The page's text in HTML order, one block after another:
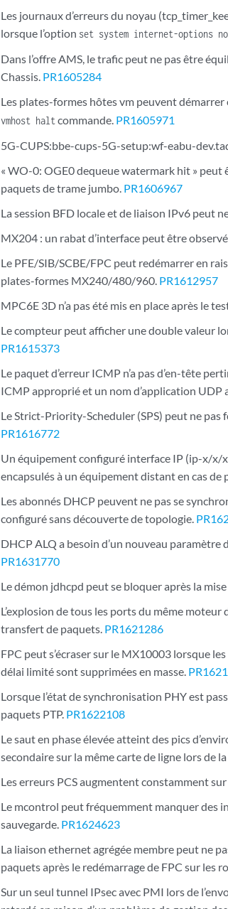
Les journaux d’erreurs du noyau
lorsque l’option set system internet-options
Dans l’offre AMS, le trafic peut ne pas être
Chassis. PR1605284
Les plates-formes hôtes vm peuvent
vmhost haltcommande. PR1605971
5G-CUPS:bbe-cups-5G-setup:wf-eabu-
« WO-0: OGE0 dequeue watermark hit »
paquets de trame jumbo. PR1606967
La session BFD locale et de liaison IPv6 peut
MX204 : un rabat d’interface peut être
Le PFE/SIB/SCBE/FPC peut redémarrer en
plates-formes MX240/480/960. PR1612957
MPC6E 3D n’a pas été mis en place après le
Le compteur peut afficher une double valeur
PR1615373
Le paquet d’erreur ICMP n’a pas d’en-tête
ICMP approprié et un nom d’application UDP
Le Strict-Priority-Scheduler (SPS) peut ne
PR1616772
Un équipement configuré interface IP (ip-x/x/
encapsulés à un équipement distant en cas de
Les abonnés DHCP peuvent ne pas se
configuré sans découverte de topologie.
DHCP ALQ a besoin d’un nouveau
PR1631770
Le démon jdhcpd peut se bloquer après la
L’explosion de tous les ports du même
transfert de paquets. PR1621286
FPC peut s’écraser sur le MX10003 lorsque
délai limité sont supprimées en masse.
Lorsque l’état de synchronisation PHY est
paquets PTP. PR1622108
Le saut en phase élevée atteint des pics
secondaire sur la même carte de ligne lors de
Les erreurs PCS augmentent constamment
Le mcontrol peut fréquemment manquer des
sauvegarde. PR1624623
La liaison ethernet agrégée membre peut ne
paquets après le redémarrage de FPC sur les
Sur un seul tunnel IPsec avec PMI lors de